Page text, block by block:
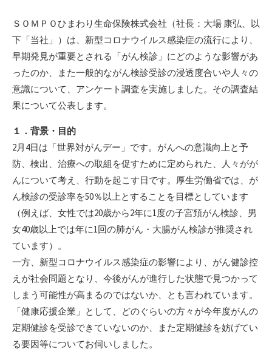
新
日
リ
ー
ＳＯＭＰＯひまわり生命保険株式会社（社長：大場 康弘、以
下「当社」）は、新型コロナウイルス感染症の流行により、
早期発見が重要とされる「がん検診」にどのような影響があ
ったのか、また一般的ながん検診受診の浸透度合いや人々の
意識について、アンケート調査を実施しました。その調査結
果について公表します。
１．背景・目的
2月4日は「世界対がんデー」です。がんへの意識向上と予
防、検出、治療への取組を促すために定められた、人々がが
んについて考え、行動を起こす日です。厚生労働省では、が
ん検診の受診率を50％以上とすることを目標としています
（例えば、女性では20歳から2年に1度の子宮頚がん検診、男
女40歳以上では年に1回の肺がん・大腸がん検診が推奨され
ています）。
一方、新型コロナウイルス感染症の影響により、がん健診控
えが社会問題となり、今後がんが進行した状態で見つかって
しまう可能性が高まるのではないか、とも言われています。
「健康応援企業」として、どのぐらいの方々が今年度がんの
定期健診を受診できていないのか、また定期健診を妨げてい
る要因等についてお伺いしました。